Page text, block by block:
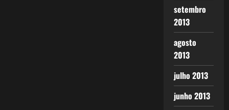
setembro
2013
agosto
2013
julho 2013
junho 2013